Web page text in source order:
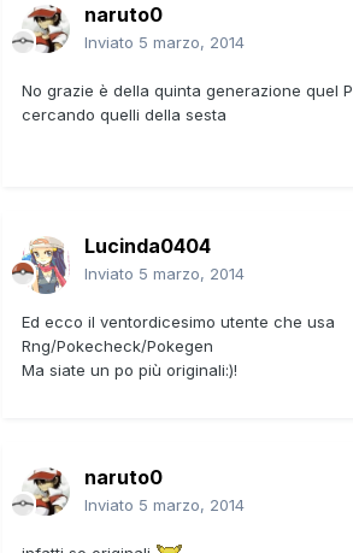
naruto0
Inviato 5 marzo, 2014
No grazie è della quinta generazione quel
cercando quelli della sesta
Lucinda0404
Inviato 5 marzo, 2014
Ed ecco il ventordicesimo utente che usa
Rng/Pokecheck/Pokegen
Ma siate un po più originali:)!
naruto0
Inviato 5 marzo, 2014